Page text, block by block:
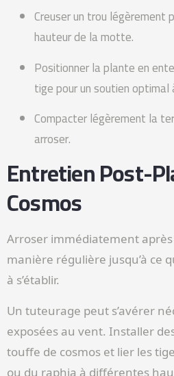
Creuser un trou légèrement
hauteur de la motte.
Positionner la plante en
tige pour un soutien optimal
Compacter légèrement la
arroser.
Entretien Post-
Cosmos
Arroser immédiatement
manière régulière jusqu’à ce
à s’établir.
Un tuteurage peut s’avérer
exposées au vent. Installer
touffe de cosmos et lier les
ou du raphia à différentes